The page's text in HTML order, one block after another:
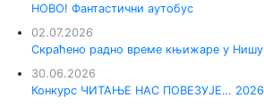
НОВО! Фантастични аутобус
02.07.2026
Скраћено радно време књижаре у Нишу
30.06.2026
Конкурс ЧИТАЊЕ НАС ПОВЕЗУЈЕ… 2026